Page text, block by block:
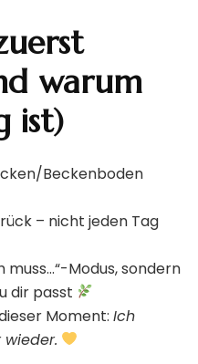
warum
ist)
Beckenboden
– nicht jeden Tag
muss…“-Modus, sondern
dir passt
Moment: Ich